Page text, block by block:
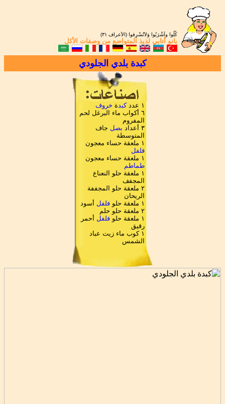
كُلُوا واَشْرَبُوا وَلاَتُسْرِفوا (الأعراف ٣١)
بانو أتابي لذيذ المتواضع من وصفات الأكل
كبدة بلدي الجلودي
١ عدد كبدة خروف
٦ أكواب ماء البرغل لحم
المفروم
٣ أعداد
بصل جاف
المتوسطة
١ ملعقة حساء معجون
فلفل
١ ملعقة حساء معجون
طماطم
١ ملعقة حلو النعناع
المجفف
٢ ملعقة حلو المجففة
الريحان
١ ملعقة حلو
فلفل أسود
٢ ملعقة حلو حلم
١ ملعقة حلو
فلفل أحمر
رقيق
١ كوب ماء زيت عباد
الشمس